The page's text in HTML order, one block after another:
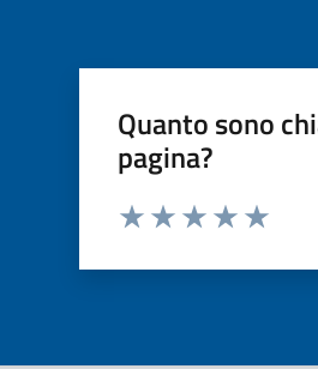
Quanto sono
pagina?
Valuta da 1 a 5 stelle la pagina